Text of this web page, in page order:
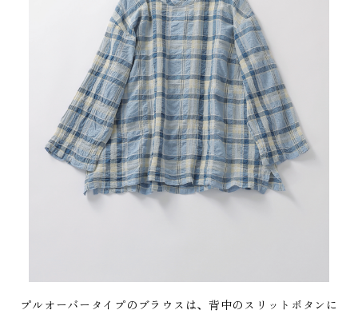
プルオーバータイプのブラウスは、背中のスリットボタンに